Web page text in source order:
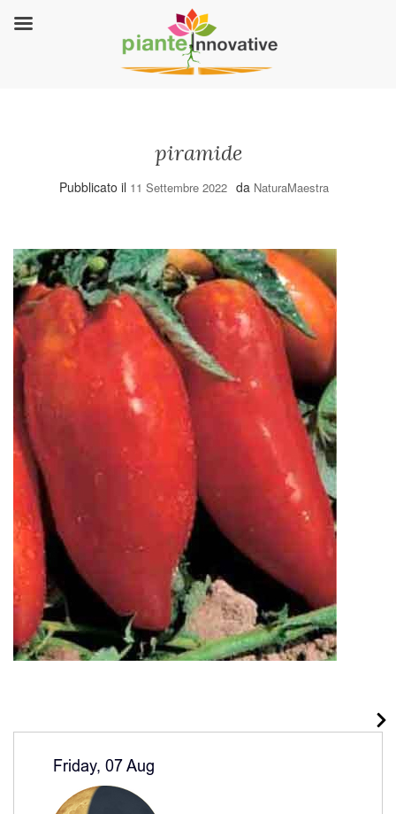
piramide
Pubblicato il 11 Settembre 2022 da NaturaMaestra